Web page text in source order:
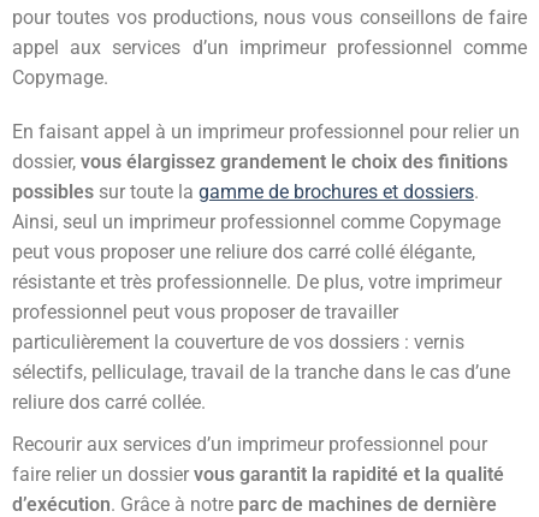
pour toutes vos productions, nous vous conseillons de faire
appel aux services d’un imprimeur professionnel comme
Copymage.
En faisant appel à un imprimeur professionnel pour relier un
dossier, vous élargissez grandement le choix des finitions
possibles sur toute la gamme de brochures et dossiers.
Ainsi, seul un imprimeur professionnel comme Copymage
peut vous proposer une reliure dos carré collé élégante,
résistante et très professionnelle. De plus, votre imprimeur
professionnel peut vous proposer de travailler
particulièrement la couverture de vos dossiers : vernis
sélectifs, pelliculage, travail de la tranche dans le cas d’une
reliure dos carré collée.
Recourir aux services d’un imprimeur professionnel pour
faire relier un dossier vous garantit la rapidité et la qualité
d’exécution. Grâce à notre parc de machines de dernière